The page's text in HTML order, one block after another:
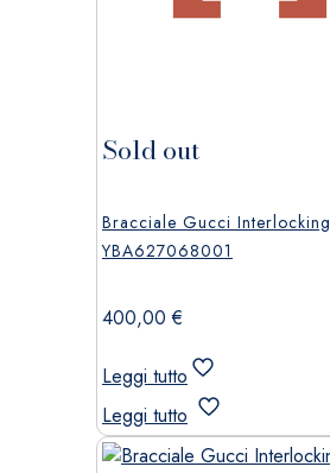
Sold out
Bracciale Gucci Interlocking
YBA627068001
400,00€
Leggi tutto
Leggi tutto